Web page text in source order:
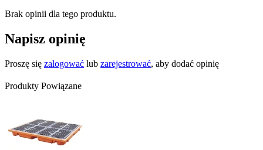
Brak opinii dla tego produktu.
Napisz opinię
Proszę się zalogować lub zarejestrować, aby dodać opinię
Produkty Powiązane